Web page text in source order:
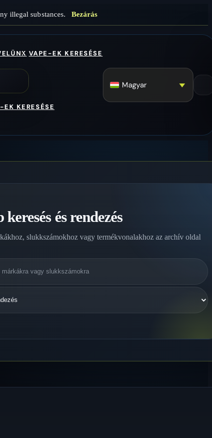
illegal substances. Bezárás
VAPE-EK KERESÉSE
EK KERESÉSE
Magyar
és rendezés
slukkszámokhoz vagy termékvonalakhoz az archív oldal